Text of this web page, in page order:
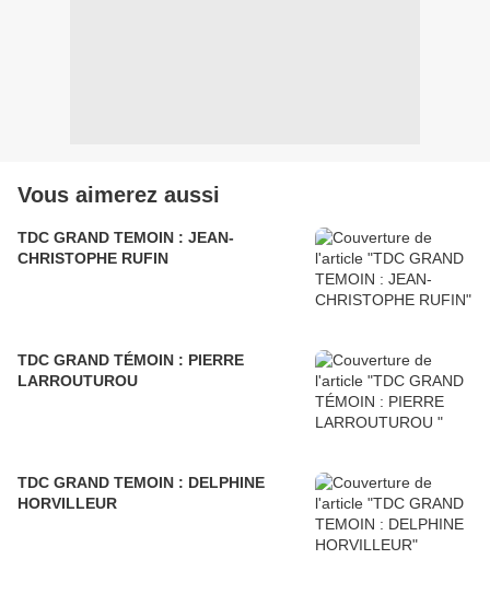
Vous aimerez aussi
TDC GRAND TEMOIN : JEAN-
CHRISTOPHE RUFIN
TDC GRAND TÉMOIN : PIERRE
LARROUTUROU
TDC GRAND TEMOIN : DELPHINE
HORVILLEUR